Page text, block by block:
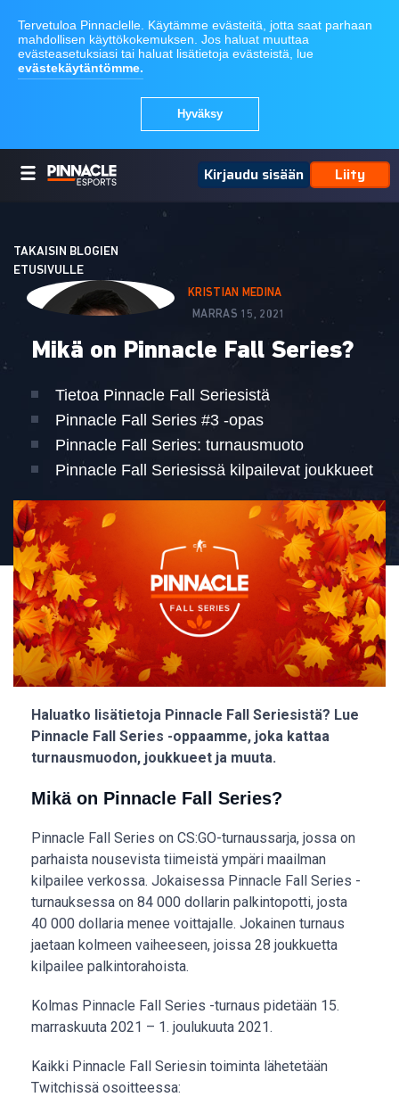
Kirjaudu sisään Liity
TAKAISIN BLOGIEN
ETUSIVULLE
KRISTIAN MEDINA
MARRAS 15, 2021
Mikä on Pinnacle Fall Series?
Tietoa Pinnacle Fall Seriesistä
Pinnacle Fall Series #3 -opas
Pinnacle Fall Series: turnausmuoto
Pinnacle Fall Seriesissä kilpailevat joukkueet
Haluatko lisätietoja Pinnacle Fall Seriesistä? Lue
Pinnacle Fall Series -oppaamme, joka kattaa
turnausmuodon, joukkueet ja muuta.
Mikä on Pinnacle Fall Series?
Pinnacle Fall Series on CS:GO-turnaussarja, jossa on
parhaista nousevista tiimeistä ympäri maailman
kilpailee verkossa. Jokaisessa Pinnacle Fall Series -
turnauksessa on 84 000 dollarin palkintopotti, josta
40 000 dollaria menee voittajalle. Jokainen turnaus
jaetaan kolmeen vaiheeseen, joissa 28 joukkuetta
kilpailee palkintorahoista.
Kolmas Pinnacle Fall Series -turnaus pidetään 15.
marraskuuta 2021 – 1. joulukuuta 2021.
Kaikki Pinnacle Fall Seriesin toiminta lähetetään
Twitchissä osoitteessa: